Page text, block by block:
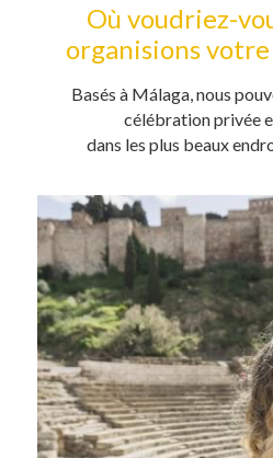
Où voudriez-
organisions
Basés à Málaga, nous
célébration privée
dans les plus beaux